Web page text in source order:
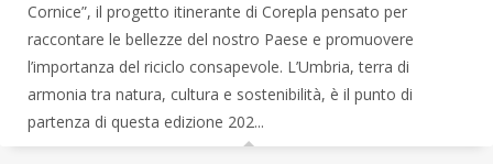
Cornice”, il progetto itinerante di Corepla pensato per
raccontare le bellezze del nostro Paese e promuovere
l’importanza del riciclo consapevole. L’Umbria, terra di
armonia tra natura, cultura e sostenibilità, è il punto di
partenza di questa edizione 202...